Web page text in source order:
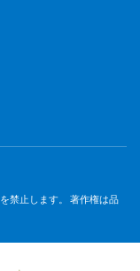
禁止します。 著作権は品